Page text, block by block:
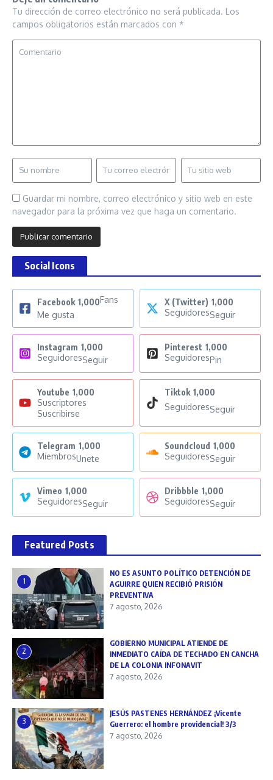
Tu dirección de correo electrónico no será publicada. Los
campos obligatorios están marcados con *
Guardar mi nombre, correo electrónico y sitio web en este
navegador para la próxima vez que haga un comentario.
Social Icons
Facebook 1,000Fans
Me gusta
X (Twitter) 1,000
SeguidoresSeguir
Instagram 1,000
SeguidoresSeguir
Pinterest 1,000
SeguidoresPin
Youtube 1,000
Suscriptores
Suscribirse
Tiktok 1,000
SeguidoresSeguir
Telegram 1,000
MiembrosUnete
Soundcloud 1,000
SeguidoresSeguir
Vimeo 1,000
SeguidoresSeguir
Dribbble 1,000
SeguidoresSeguir
Featured Posts
1
NO ES ASUNTO POLÍTICO DETENCIÓN DE
AGUIRRE QUIEN RECIBIÓ PRISIÓN
PREVENTIVA
7 agosto, 2026
2
GOBIERNO MUNICIPAL ATIENDE DE
INMEDIATO CAÍDA DE TECHADO EN CANCHA
DE LA COLONIA INFONAVIT
7 agosto, 2026
3
JESÚS PASTENES HERNÁNDEZ ¡Vicente
Guerrero: el hombre providencial! 3/3
7 agosto, 2026